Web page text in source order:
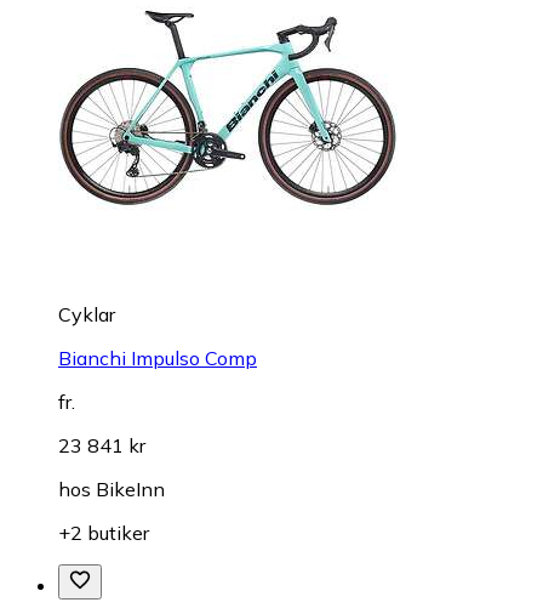
Cyklar
Bianchi Impulso Comp
fr.
23 841 kr
hos BikeInn
+2 butiker